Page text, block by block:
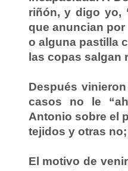
riñón, y digo yo,
que anuncian
o alguna pastilla
las copas salgan
Después
casos no le
Antonio sobre el
tejidos y otras
El motivo de